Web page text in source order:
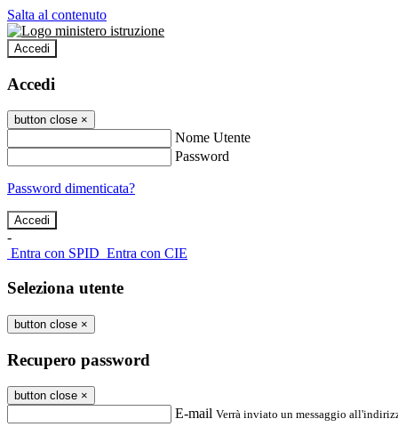
Salta al contenuto
Accedi
Accedi
button close ×
Nome Utente
Password
Password dimenticata?
-
Entra con SPID Entra con CIE
Seleziona utente
button close ×
Recupero password
button close ×
E-mail Verrà inviato un messaggio